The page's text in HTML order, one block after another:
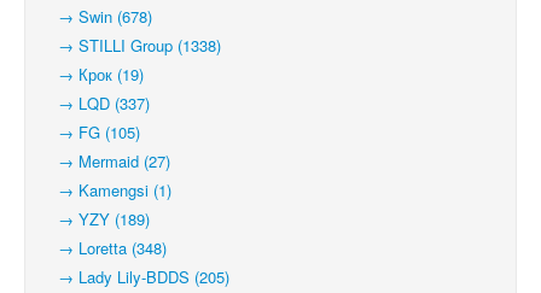
→ Swin (678)
→ STILLI Group (1338)
→ Крок (19)
→ LQD (337)
→ FG (105)
→ Mermaid (27)
→ Kamengsi (1)
→ YZY (189)
→ Loretta (348)
→ Lady Lily-BDDS (205)